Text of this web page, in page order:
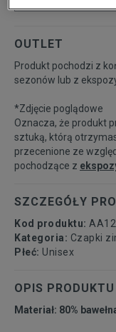
OUTLET
Produkt pochodzi z
sezonów lub z
*Zdjęcie poglądowe
Oznacza, że produkt
sztuką, którą
przecenione ze
pochodzące z
SZCZEGÓŁY
Kod produktu:
Kategoria: Czapki
Płeć: Unisex
OPIS PRODUKTU
Materiał: 80%